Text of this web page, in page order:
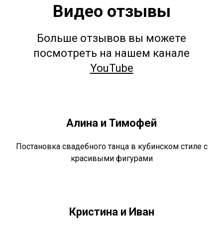
Видео отзывы
Больше отзывов вы можете
посмотреть на нашем канале
YouTube
Алина и Тимофей
Постановка свадебного танца в кубинском стиле с
красивыми фигурами
Кристина и Иван